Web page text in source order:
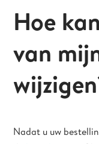
Hoe
van
Nadat u uw